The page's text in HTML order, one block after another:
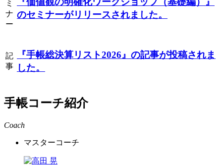
ミ
ナ
ー
のセミナーがリリースされました。
記
事
『手帳総決算リスト2026』 の記事が投稿されま
した。
手帳コーチ紹介
Coach
マスターコーチ